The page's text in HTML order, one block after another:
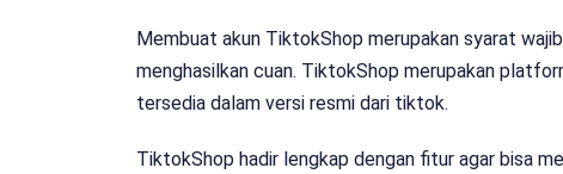
Membuat akun TiktokShop merupakan syarat
menghasilkan cuan. TiktokShop merupakan
tersedia dalam versi resmi dari tiktok.
TiktokShop hadir lengkap dengan fitur agar bisa